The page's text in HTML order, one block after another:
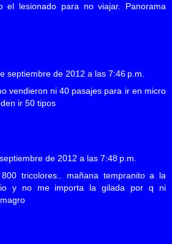
el lesionado para no viajar. Panorama
septiembre de 2012 a las 7:46 p.m.
vendieron ni 40 pasajes para ir en micro
ir 50 tipos
de 2012 a las 7:48 p.m.
tricolores.. mañana tempranito a la
y no me importa la gilada por q ni